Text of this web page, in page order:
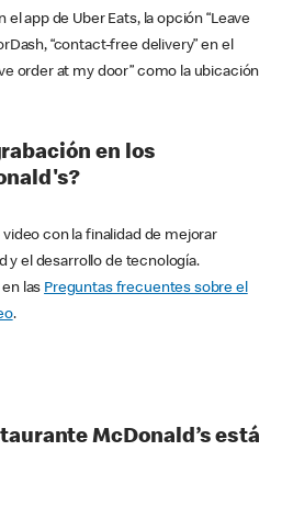
el app de Uber Eats, la opción “Leave
“contact-free delivery” en el
order at my door” como la ubicación
en los
con la finalidad de mejorar
y el desarrollo de tecnología.
las Preguntas frecuentes sobre el
.
McDonald’s está